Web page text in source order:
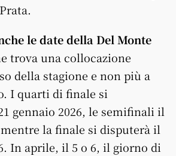
le date della Del Monte
trova una collocazione
della stagione e non più a
I quarti di finale si
gennaio 2026, le semifinali il
la finale si disputerà il
In aprile, il 5 o 6, il giorno di